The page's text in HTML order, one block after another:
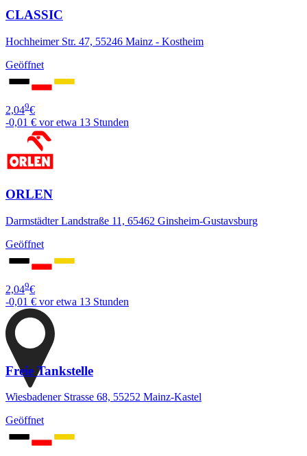
CLASSIC
Hochheimer Str. 47, 55246 Mainz - Kostheim
Geöffnet
2,049€
-0,01 € vor etwa 13 Stunden
ORLEN
Darmstädter Landstraße 11, 65462 Ginsheim-Gustavsburg
Geöffnet
2,049€
-0,01 € vor etwa 13 Stunden
Freie Tankstelle
Wiesbadener Strasse 68, 55252 Mainz-Kastel
Geöffnet